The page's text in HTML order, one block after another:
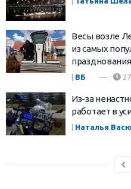
Весы возле
из самых
ВБ
Из-за
работает в
Наталья